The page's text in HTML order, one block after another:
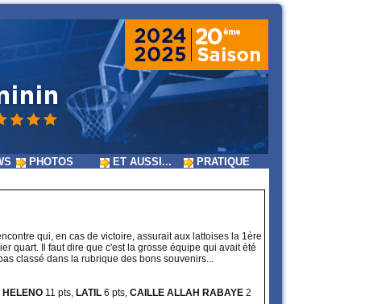
PHOTOS ET AUSSI... PRATIQUE
qui, en cas de victoire, assurait aux lattoises la 1ère
quart. Il faut dire que c'est la grosse équipe qui avait été
classé dans la rubrique des bons souvenirs...
HELENO 11 pts, LATIL 6 pts, CAILLE ALLAH RABAYE 2